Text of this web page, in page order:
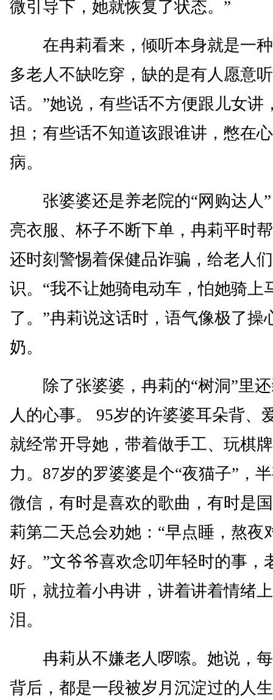
微引导下，她就恢复了状态。”
在冉莉看来，倾听本身就是一种
多老人不缺吃穿，缺的是有人愿意
话。”她说，有些话不方便跟儿女讲
担；有些话不知道该跟谁讲，憋在
病。
张婆婆还是养老院的“网购达人”
亮衣服、杯子不断下单，冉莉平时
还时刻警惕着保健品诈骗，给老人
识。“我不让她骑电动车，怕她骑上
了。”冉莉说这话时，语气像极了操
奶。
除了张婆婆，冉莉的“树洞”里还
人的心事。 95岁的许婆婆耳朵背、
就经常开导她，带着做手工、玩棋
力。87岁的罗婆婆是个“夜猫子”，
微信，有时是喜欢的歌曲，有时是
莉第二天总会劝她：“早点睡，熬夜
好。”文爷爷喜欢念叨年轻时的事，
听，就拉着小冉讲，讲着讲着情绪
泪。
冉莉从不嫌老人啰嗦。她说，每
背后，都是一段被岁月沉淀过的人